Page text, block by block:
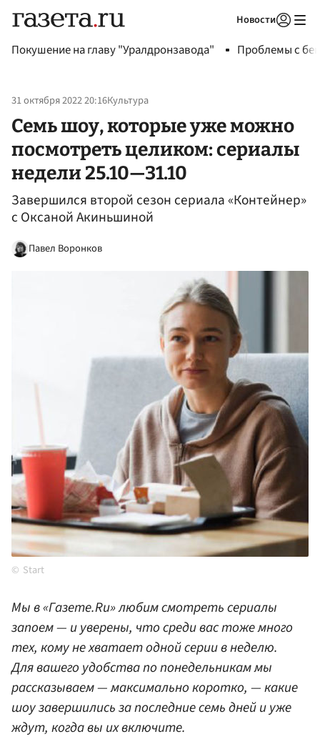
Новости
Покушение на главу "Уралдронзавода" Проблемы с
31 октября 2022 20:16Культура
Семь шоу, которые уже можно
посмотреть целиком: сериалы
недели 25.10—31.10
Завершился второй сезон сериала «Контейнер»
с Оксаной Акиньшиной
Павел Воронков
Start
Мы в «Газете.Ru» любим смотреть сериалы
запоем — и уверены, что среди вас тоже много
тех, кому не хватает одной серии в неделю.
Для вашего удобства по понедельникам мы
рассказываем — максимально коротко, — какие
шоу завершились за последние семь дней и уже
ждут, когда вы их включите.